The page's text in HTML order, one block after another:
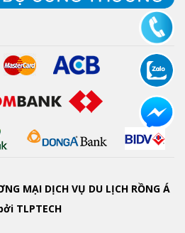
MẠI DỊCH VỤ DU LỊCH RỒNG Á
TLPTECH